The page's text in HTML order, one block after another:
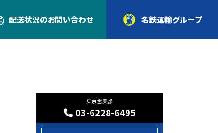
配送状況のお問い合わせ 名鉄運輸グループ
東京営業部
03-6228-6495